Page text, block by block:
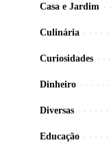
Casa e Jardim
Culinária
Curiosidades
Dinheiro
Diversas
Educação